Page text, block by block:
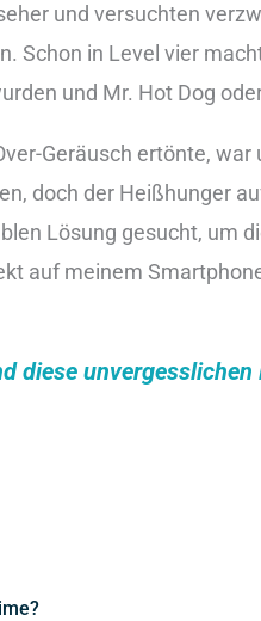
und versuchten
Schon in Level vier
und Mr. Hot Dog
Geräusch ertönte,
doch der Heißhunger
Lösung gesucht, um
auf meinem
diese